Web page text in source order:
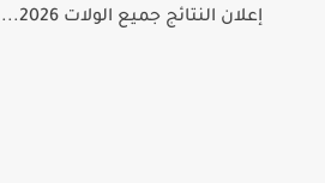
إعلان النتائج جميع الولات 2026...